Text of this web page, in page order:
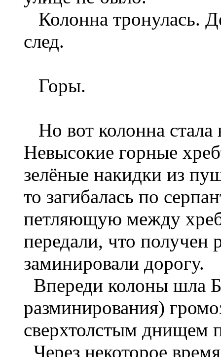
Колонна тронулась.
след.
Горы.
Но вот колонна стала
Невысокие горные
зелёные накидки из
то загибалась по
петляющую между
передали, что получен
заминировали дорогу.
Впереди колоны шла
разминирования)
сверхтолстым днищем
Через некоторое